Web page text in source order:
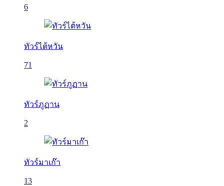
6
ทัวร์ไต้หวัน
71
ทัวร์ภูฏาน
2
ทัวร์มาเก๊า
13